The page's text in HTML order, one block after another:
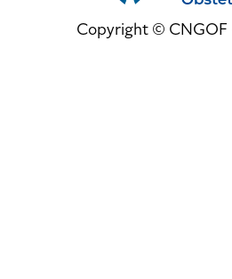
Copyright © CNGOF